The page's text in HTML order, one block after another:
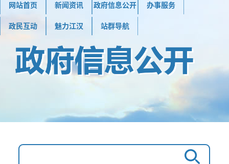
网站首页 新闻资讯 政府信息公开 办事服务
政民互动 魅力江汉 站群导航